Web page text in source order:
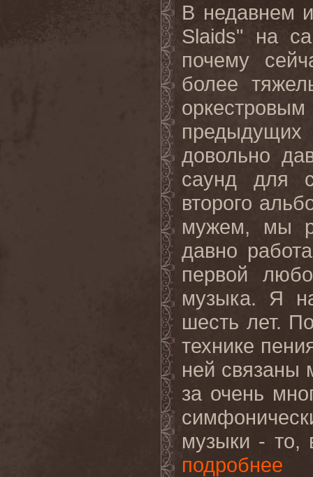
В недавнем
Slaids" на
почему
более
довольно
саунд для
второго
мужем, мы
давно
первой
музыка. Я
шесть лет.
технике
ней связаны
за очень
музыки - то,
подробнее